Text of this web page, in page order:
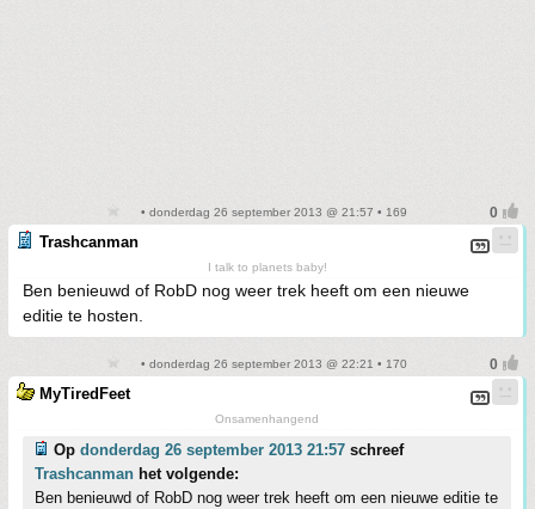
• donderdag 26 september 2013 @ 21:57 • 169
Trashcanman
I talk to planets baby!
Ben benieuwd of RobD nog weer trek heeft om een nieuwe
editie te hosten.
• donderdag 26 september 2013 @ 22:21 • 170
MyTiredFeet
Onsamenhangend
Op donderdag 26 september 2013 21:57 schreef
Trashcanman het volgende:
Ben benieuwd of RobD nog weer trek heeft om een nieuwe editie te